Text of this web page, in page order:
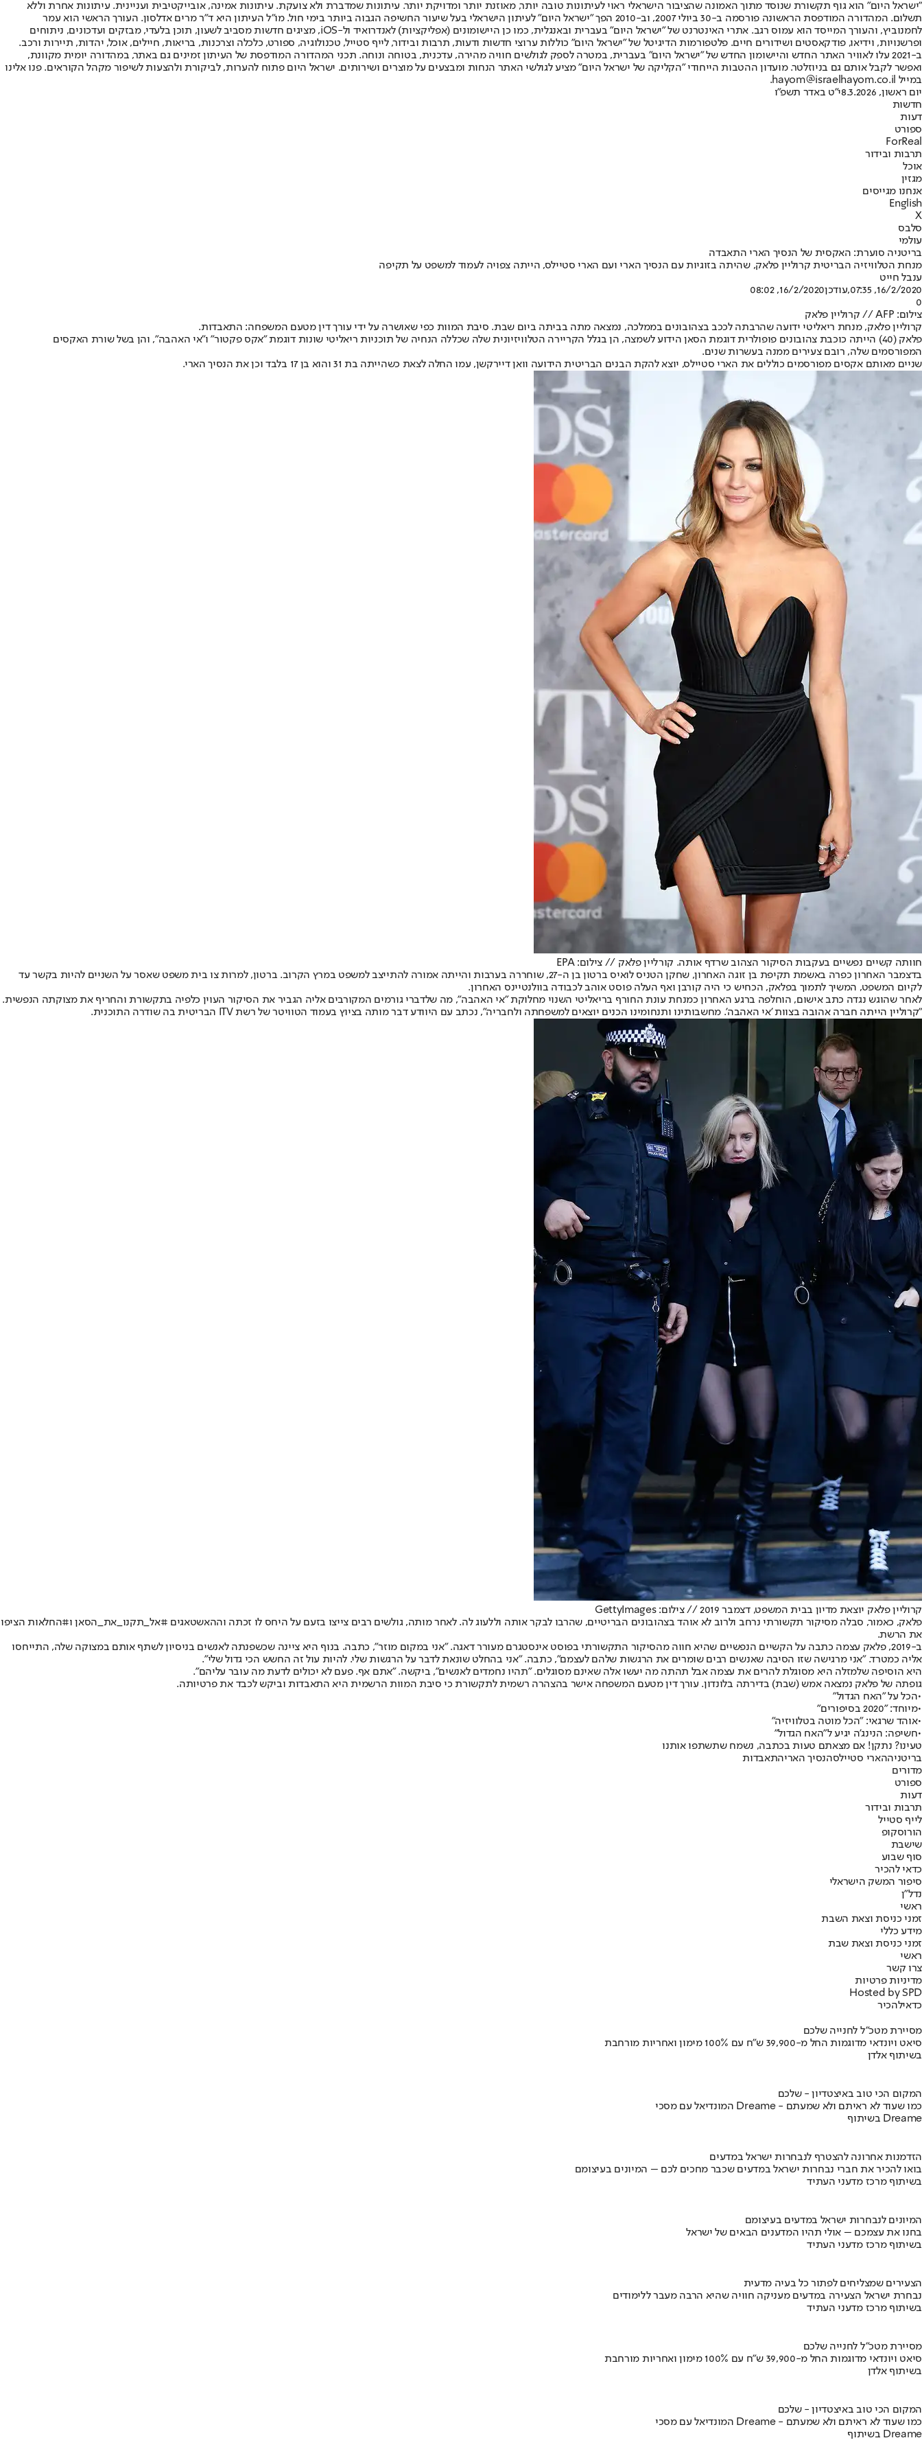
"ישראל היום" הוא גוף תקשורת שנוסד מתוך האמונה שהציבור הישראלי ראוי לעיתונות טובה יותר, מאוזנת יותר ומדויקת יותר. עיתונות שמדברת ולא צועקת. עיתונות אמינה, אובייקטיבית ועניינית. עיתונות אחרת וללא
תשלום. המהדורה המודפסת הראשונה פורסמה ב-30 ביולי 2007, וב-2010 הפך "ישראל היום" לעיתון הישראלי בעל שיעור החשיפה הגבוה ביותר בימי חול. מו"ל העיתון היא ד"ר מרים אדלסון. העורך הראשי הוא עמר
לחמנוביץ, והעורך המייסד הוא עמוס רגב. אתרי האינטרנט של "ישראל היום" בעברית ובאנגלית, כמו כן היישומונים (אפליקציות) לאנדרואיד ול-iOS, מציגים חדשות מסביב לשעון, תוכן בלעדי, מבזקים ועדכונים, ניתוחים
ופרשנויות, וידיאו, פודקאסטים ושידורים חיים. פלטפורמות הדיגיטל של "ישראל היום" כוללות ערוצי חדשות ודעות, תרבות ובידור, לייף סטייל, טכנולוגיה, ספורט, כלכלה וצרכנות, בריאות, חיילים, אוכל, יהדות, תיירות ורכב.
ב-2021 עלו לאוויר האתר החדש והיישומון החדש של "ישראל היום" בעברית, במטרה לספק לגולשים חוויה מהירה, עדכנית, בטוחה ונוחה. תכני המהדורה המודפסת של העיתון זמינים גם באתר, במהדורה יומית מקוונת,
ואפשר לקבל אותם גם בניוזלטר. מועדון ההטבות הייחודי "הקליקה של ישראל היום" מציע לגולשי האתר הנחות ומבצעים על מוצרים ושירותים. ישראל היום פתוח להערות, לביקורת ולהצעות לשיפור מקהל הקוראים. פנו אלינו
במייל hayom@israelhayom.co.il.
יום ראשון, 8.3.2026
י"ט באדר תשפ"ו
חדשות
דעות
ספורט
ForReal
תרבות ובידור
אוכל
מגזין
אנחנו מגייסים
English
X
סלבס
עולמי
בריטניה סוערת: האקסית של הנסיך הארי התאבדה
מנחת הטלוויזיה הבריטית קרוליין פלאק, שהיתה בזוגיות עם הנסיך הארי ועם הארי סטיילס, הייתה צפויה לעמוד למשפט על תקיפה
ענבל חייט
16/2/2020, 07:35
,עודכן16/2/2020, 08:02
0
צילום: AFP // קרוליין פלאק
קרוליין פלאק, מנחת ריאליטי ידועה שהרבתה לככב בצהובונים בממלכה, נמצאה מתה בביתה ביום שבת. סיבת המוות כפי שאושרה על ידי עורך דין מטעם המשפחה: התאבדות.
פלאק (40) הייתה כוכבת צהובונים פופולרית דוגמת הסאן הידוע לשמצה, הן בגלל הקריירה הטלוויזיונית שלה שכללה הנחיה של תוכניות ריאליטי שונות דוגמת "אקס פקטור" ו"אי האהבה", והן בשל שורת האקסים
המפורסמים שלה, רובם צעירים ממנה בעשרות שנים.
שניים מאותם אקסים מפורסמים כוללים את הארי סטיילס, יוצא להקת הבנים הבריטית הידועה וואן דיירקשן, עמו החלה לצאת כשהייתה בת 31 והוא בן 17 בלבד וכן את הנסיך הארי.
חוותה קשיים נפשיים בעקבות הסיקור הצהוב שרדף אותה. קורליין פלאק // צילום: EPA
בדצמבר האחרון כפרה באשמת תקיפת בן זוגה האחרון, שחקן הטניס לואיס ברטון בן ה-27, שוחררה בערבות והייתה אמורה להתייצב למשפט במרץ הקרוב. ברטון, למרות צו בית משפט שאסר על השניים להיות בקשר עד
לקיום המשפט, המשיך לתמוך בפלאק, הכחיש כי היה קורבן ואף העלה פוסט אוהב לכבודה בוולנטיינס האחרון.
לאחר שהוגש נגדה כתב אישום, הוחלפה ברגע האחרון כמנחת עונת החורף בריאליטי השנוי מחלוקת "אי האהבה", מה שלדברי גורמים המקורבים אליה הגביר את הסיקור העוין כלפיה בתקשורת והחריף את מצוקתה הנפשית.
"קרוליין הייתה חברה אהובה בצוות 'אי האהבה'. מחשבותינו ותנחומינו הכנים יוצאים למשפחתה ולחבריה", נכתב עם היוודע דבר מותה בציוץ בעמוד הטוויטר של רשת ITV הבריטית בה שודרה התוכנית.
קרוליין פלאק יוצאת מדיון בבית המשפט, דצמבר 2019 // צילום: GettyImages
פלאק, כאמור, סבלה מסיקור תקשורתי נרחב ולרוב לא אוהד בצהובונים הבריטיים, שהרבו לבקר אותה וללעוג לה. לאחר מותה, גולשים רבים צייצו בזעם על היחס לו זכתה וההאשטאגים #אל_תקנו_את_הסאן ו#החלאות הציפו
את הרשת.
ב-2019, פלאק עצמה כתבה על הקשיים הנפשיים שהיא חווה מהסיקור התקשורתי בפוסט אינסטגרם מעורר דאגה. "אני במקום מוזר", כתבה. בנוף היא ציינה שכשפנתה לאנשים בניסיון לשתף אותם במצוקה שלה, התייחסו
אליה כמטרד. "אני מרגישה שזו הסיבה שאנשים רבים שומרים את הרגשות שלהם לעצמם", כתבה. "אני בהחלט שונאת לדבר על הרגשות שלי. להיות עול זה החשש הכי גדול שלי".
היא הוסיפה שלמזלה היא מסוגלת להרים את עצמה אבל תהתה מה יעשו אלה שאינם מסוגלים. "תהיו נחמדים לאנשים", ביקשה. "אתם אף. פעם לא יכולים לדעת מה עובר עליהם".
גופתה של פלאק נמצאה אמש (שבת) בדירתה בלונדון. עורך דין מטעם המשפחה אישר בהצהרה רשמית לתקשורת כי סיבת המוות הרשמית היא התאבדות וביקש לכבד את פרטיותה.
•הכל על "האח הגדול"
•מיוחד: "2020 בסיפורים"
•אוהד שרגאי: "הכל מוטה בטלוויזיה"
•חשיפה: הנינג'ה יגיע ל"האח הגדול"
טעינו? נתקן! אם מצאתם טעות בכתבה, נשמח שתשתפו אותנו
בריטניההארי סטיילסהנסיך האריהתאבדות
מדורים
ספורט
דעות
תרבות ובידור
לייף סטייל
הורוסקופ
שישבת
סוף שבוע
כדאי להכיר
סיפור המשק הישראלי
נדל"ן
ראשי
זמני כניסת וצאת השבת
מידע כללי
זמני כניסת וצאת שבת
ראשי
צרו קשר
מדיניות פרטיות
Hosted by SPD
כדאילהכיר
מסיירת מטכ"ל לחנייה שלכם
סיאט ויונדאי מדוגמות החל מ-39,900 ש״ח עם 100% מימון ואחריות מורחבת
בשיתוף אלדן
המקום הכי טוב באיצטדיון - שלכם
המונדיאל עם מסכי Dreame - כמו שעוד לא ראיתם ולא שמעתם
בשיתוף Dreame
הזדמנות אחרונה להצטרף לנבחרות ישראל במדעים
בואו להכיר את חברי נבחרות ישראל במדעים שכבר מחכים לכם – המיונים בעיצומם
בשיתוף מרכז מדעני העתיד
המיונים לנבחרות ישראל במדעים בעיצומם
בחנו את עצמכם – אולי תהיו המדענים הבאים של ישראל
בשיתוף מרכז מדעני העתיד
הצעירים שמצליחים לפתור כל בעיה מדעית
נבחרת ישראל הצעירה במדעים מעניקה חוויה שהיא הרבה מעבר ללימודים
בשיתוף מרכז מדעני העתיד
מסיירת מטכ"ל לחנייה שלכם
סיאט ויונדאי מדוגמות החל מ-39,900 ש״ח עם 100% מימון ואחריות מורחבת
בשיתוף אלדן
המקום הכי טוב באיצטדיון - שלכם
המונדיאל עם מסכי Dreame - כמו שעוד לא ראיתם ולא שמעתם
בשיתוף Dreame